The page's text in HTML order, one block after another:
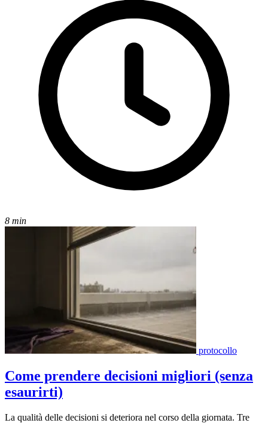
8 min
protocollo
Come prendere decisioni migliori (senza
esaurirti)
La qualità delle decisioni si deteriora nel corso della giornata. Tre